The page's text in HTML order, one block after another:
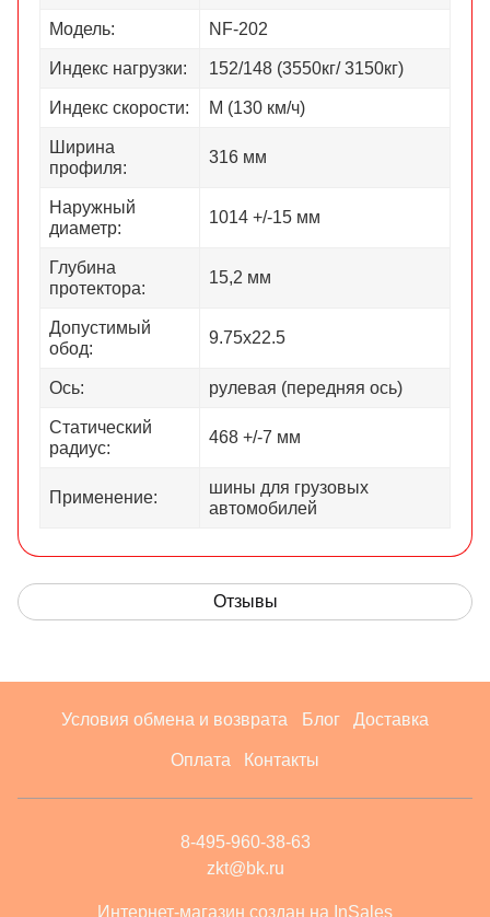
Модель: NF-202
Индекс нагрузки: 152/148 (3550кг/ 3150кг)
Индекс скорости: М (130 км/ч)
Ширина
профиля:
316 мм
Наружный
диаметр:
1014 +/-15 мм
Глубина
протектора:
15,2 мм
Допустимый
обод:
9.75х22.5
Ось: рулевая (передняя ось)
Статический
радиус:
468 +/-7 мм
Применение:
шины для грузовых
автомобилей
Отзывы
Условия обмена и возврата Блог Доставка
Оплата Контакты
8-495-960-38-63
zkt@bk.ru
Интернет-магазин создан на InSales